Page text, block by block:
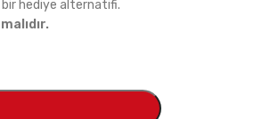
bir hediye alternatifi.